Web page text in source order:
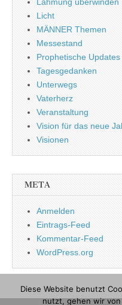
Lähmung überwinden
Licht
MÄNNER Themen
Messestand
Prophetische Updates
Tagesgedanken
Unterwegs
Vaterherz
Veranstaltung
Vision für das neue
Visionen
META
Anmelden
Eintrags-Feed
Kommentar-Feed
WordPress.org
Diese Website benutzt
nutzt, gehen wir von